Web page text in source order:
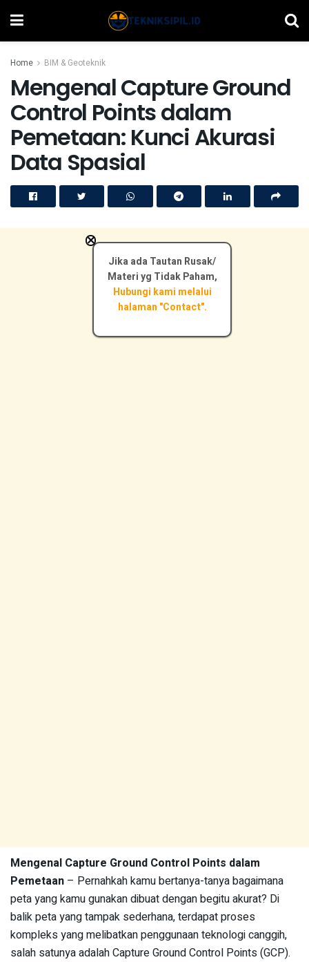
Home BIM & Geoteknik
Mengenal Capture Ground
Control Points dalam
Pemetaan: Kunci Akurasi
Data Spasial
Mengenal Capture Ground Control Points dalam
Pemetaan – Pernahkah kamu bertanya-tanya bagaimana
peta yang kamu gunakan dibuat dengan begitu akurat? Di
balik peta yang tampak sederhana, terdapat proses
kompleks yang melibatkan penggunaan teknologi canggih,
salah satunya adalah Capture Ground Control Points (GCP).
Jika ada Tautan Rusak/
Materi yg Tidak Paham,
Hubungi kami melalui
halaman "Contact".
×